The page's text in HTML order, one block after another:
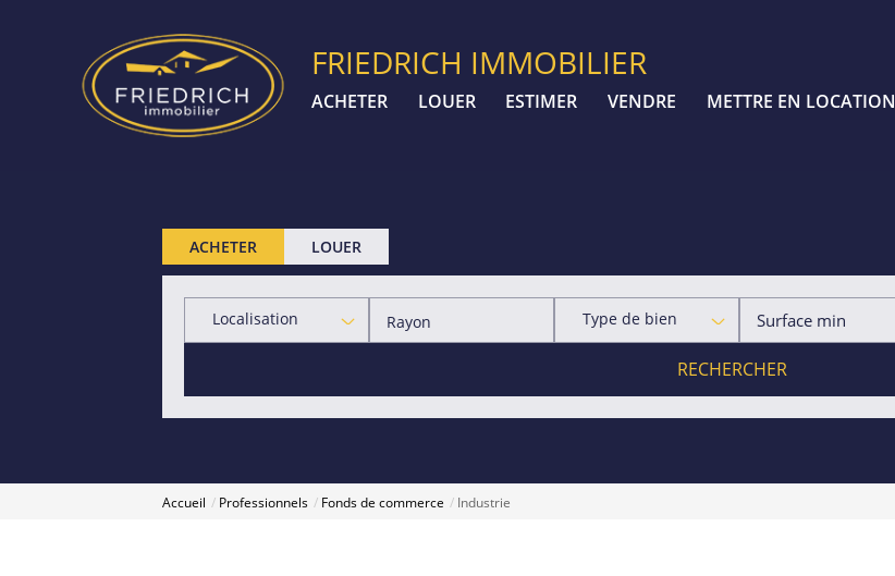
FRIEDRICH IMMOBILIER
ACHETER LOUER ESTIMER VENDRE METTRE EN LOCATION
ACHETER LOUER
Localisation Rayon Type de bien
RECHERCHER
Accueil Professionnels Fonds de commerce Industrie